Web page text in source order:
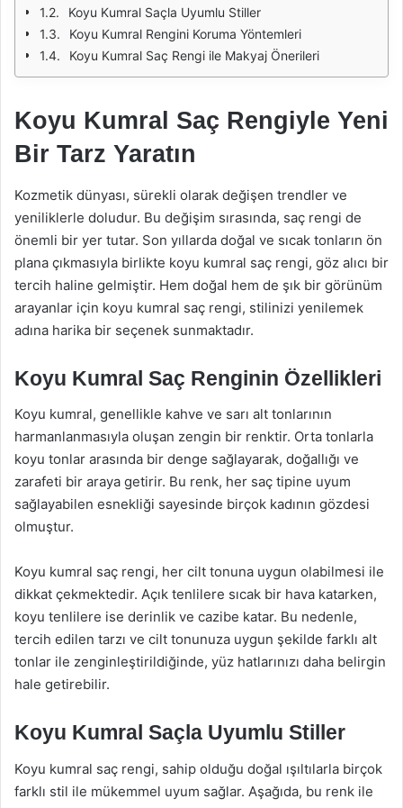
Koyu Kumral Saçla Uyumlu Stiller
Koyu Kumral Rengini Koruma Yöntemleri
Koyu Kumral Saç Rengi ile Makyaj Önerileri
Koyu Kumral Saç Rengiyle Yeni
Bir Tarz Yaratın
Kozmetik dünyası, sürekli olarak değişen trendler ve
yeniliklerle doludur. Bu değişim sırasında, saç rengi de
önemli bir yer tutar. Son yıllarda doğal ve sıcak tonların ön
plana çıkmasıyla birlikte koyu kumral saç rengi, göz alıcı bir
tercih haline gelmiştir. Hem doğal hem de şık bir görünüm
arayanlar için koyu kumral saç rengi, stilinizi yenilemek
adına harika bir seçenek sunmaktadır.
Koyu Kumral Saç Renginin Özellikleri
Koyu kumral, genellikle kahve ve sarı alt tonlarının
harmanlanmasıyla oluşan zengin bir renktir. Orta tonlarla
koyu tonlar arasında bir denge sağlayarak, doğallığı ve
zarafeti bir araya getirir. Bu renk, her saç tipine uyum
sağlayabilen esnekliği sayesinde birçok kadının gözdesi
olmuştur.
Koyu kumral saç rengi, her cilt tonuna uygun olabilmesi ile
dikkat çekmektedir. Açık tenlilere sıcak bir hava katarken,
koyu tenlilere ise derinlik ve cazibe katar. Bu nedenle,
tercih edilen tarzı ve cilt tonunuza uygun şekilde farklı alt
tonlar ile zenginleştirildiğinde, yüz hatlarınızı daha belirgin
hale getirebilir.
Koyu Kumral Saçla Uyumlu Stiller
Koyu kumral saç rengi, sahip olduğu doğal ışıltılarla birçok
farklı stil ile mükemmel uyum sağlar. Aşağıda, bu renk ile